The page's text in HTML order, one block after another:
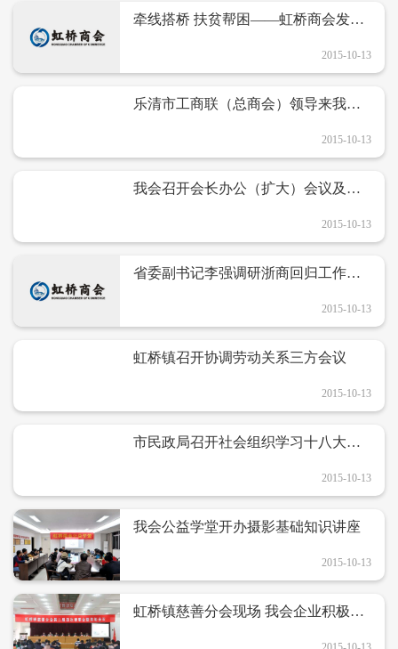
牵线搭桥 扶贫帮困——虹桥商会发挥
2015-10-13
乐清市工商联（总商会）领导来我会
2015-10-13
我会召开会长办公（扩大）会议及开
2015-10-13
省委副书记李强调研浙商回归工作情
2015-10-13
虹桥镇召开协调劳动关系三方会议
2015-10-13
市民政局召开社会组织学习十八大精
2015-10-13
我会公益学堂开办摄影基础知识讲座
2015-10-13
虹桥镇慈善分会现场 我会企业积极认